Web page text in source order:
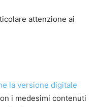
attenzione ai
la versione digitale
i medesimi contenuti